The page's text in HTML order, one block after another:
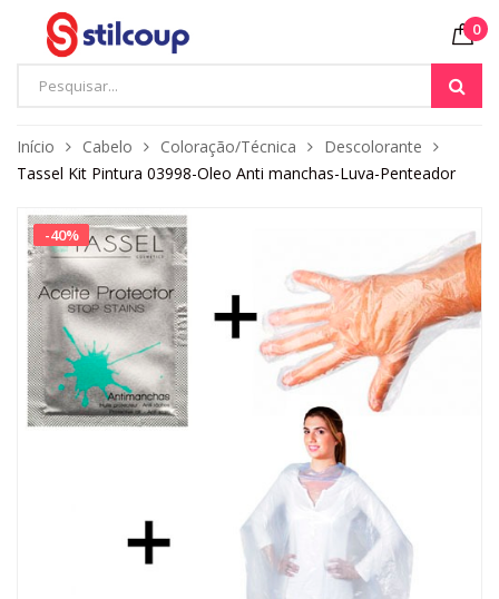
0
Início Cabelo Coloração/Técnica
Descolorante
Tassel Kit Pintura 03998-Oleo Anti manchas-Luva-Penteador
-40%